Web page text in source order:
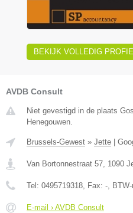
BEKIJK VOLLEDIG
AVDB Consult
Niet gevestigd in de plaats
Henegouwen.
Brussels-Gewest » Jette |
Van Bortonnestraat 57 1090
Tel: 0495719318 , Fax: - ,
E-mail › AVDB Consult